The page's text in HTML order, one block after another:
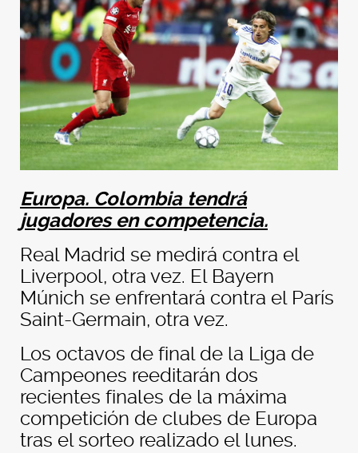
Europa. Colombia tendrá
jugadores en competencia.
Real Madrid se medirá contra el
Liverpool, otra vez. El Bayern
Múnich se enfrentará contra el París
Saint-Germain, otra vez.
Los octavos de final de la Liga de
Campeones reeditarán dos
recientes finales de la máxima
competición de clubes de Europa
tras el sorteo realizado el lunes.